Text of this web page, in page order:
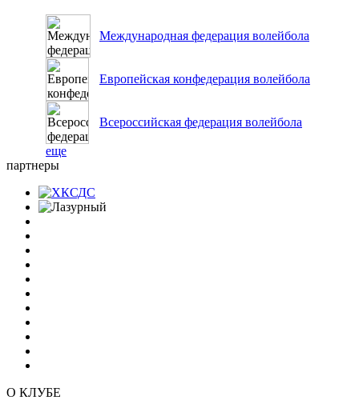
Международная федерация волейбола
Европейская конфедерация волейбола
Всероссийская федерация волейбола
еще
партнеры
О КЛУБЕ